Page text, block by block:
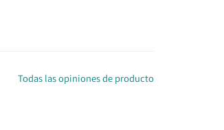
Todas las opiniones de producto